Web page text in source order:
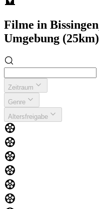
Filme in
Umgebung (25km)
Zeitraum
Genre
Altersfreigabe